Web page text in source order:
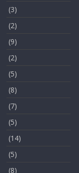
(3)
(2)
(9)
(2)
(5)
(8)
(7)
(5)
(14)
(5)
(8)